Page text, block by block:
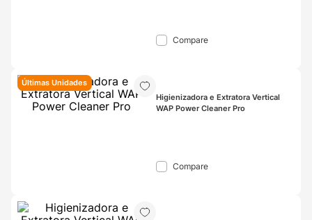
Compare
Últimas Unidades
Higienizadora e Extratora Vertical
WAP Power Cleaner Pro
Compare